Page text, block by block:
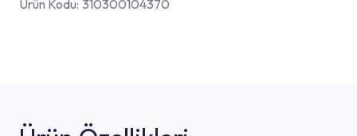
Ürün Kodu: 310300104370